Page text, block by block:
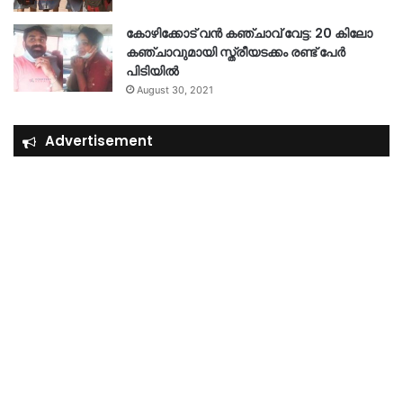
കോഴിക്കോട് വൻ കഞ്ചാവ് വേട്ട: 20 കിലോ
കഞ്ചാവുമായി സ്ത്രീയടക്കം രണ്ട് പേർ
പിടിയിൽ
August 30, 2021
Advertisement